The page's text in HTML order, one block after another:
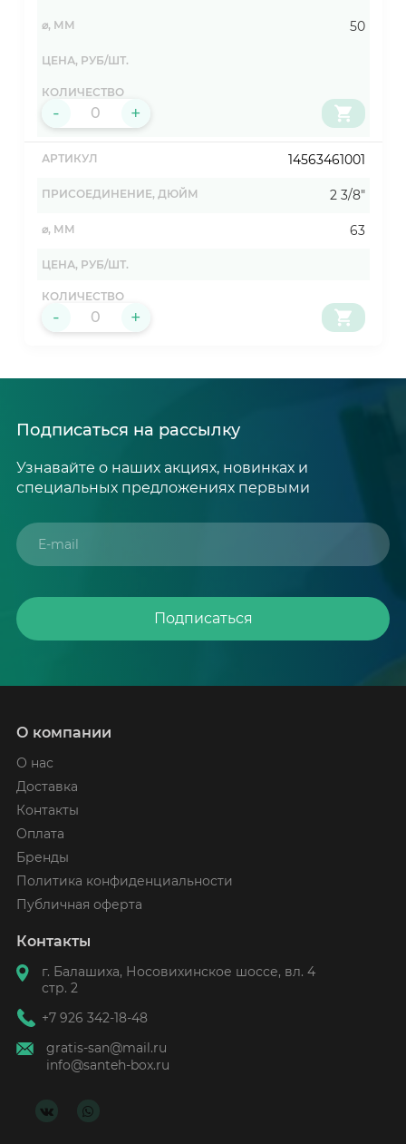
50
- +
14563461001
2 3/8"
63
- +
Подписаться на рассылку
Узнавайте о наших акциях, новинках и
специальных предложениях первыми
Подписаться
О компании
О нас
Доставка
Контакты
Оплата
Бренды
Политика конфиденциальности
Публичная оферта
Контакты
г. Балашиха, Носовихинское шоссе, вл. 4
стр. 2
+7 926 342-18-48
gratis-san@mail.ru
info@santeh-box.ru